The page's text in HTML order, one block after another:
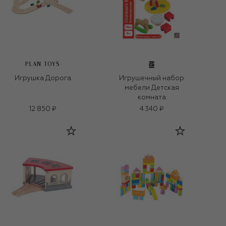
PLAN TOYS
Игрушка Дорога
12 850 ₽
Игрушечный набор
мебели Детская
комната
4 340 ₽